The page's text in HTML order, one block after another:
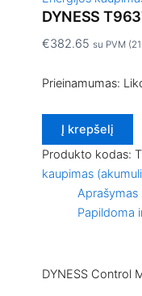
DYNESS
€382.65 su PVM
Prieinamumas:
Į krepšelį
Produkto kodas:
kaupimas
Aprašymas
Papildoma
DYNESS Control